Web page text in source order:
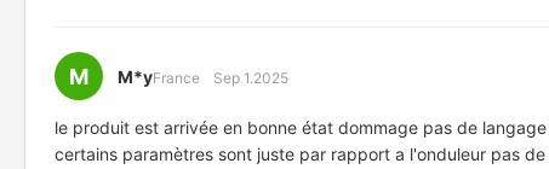
M M*yFrance Sep 1.2025
le produit est arrivée en bonne état dommage pas de
certains paramètres sont juste par rapport a l'onduleur pas